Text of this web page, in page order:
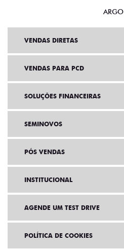
ARGO
VENDAS DIRETAS
VENDAS PARA PCD
SOLUÇÕES FINANCEIRAS
SEMINOVOS
PÓS VENDAS
INSTITUCIONAL
AGENDE UM TEST DRIVE
POLÍTICA DE COOKIES